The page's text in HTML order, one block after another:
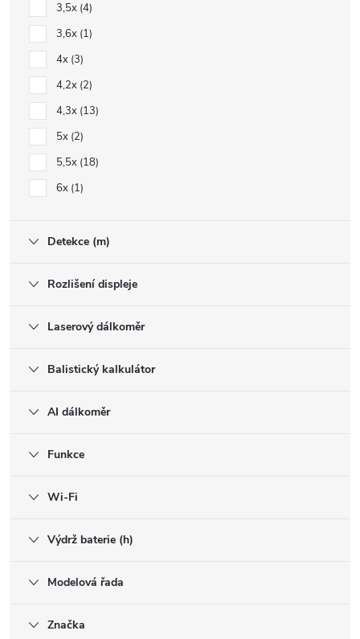
3,5x 4
3,6x 1
4x 3
4,2x 2
4,3x 13
5x 2
5,5x 18
6x 1
Detekce (m)
Rozlišení displeje
Laserový dálkoměr
Balistický kalkulátor
AI dálkoměr
Funkce
Wi-Fi
Výdrž baterie (h)
Modelová řada
Značka